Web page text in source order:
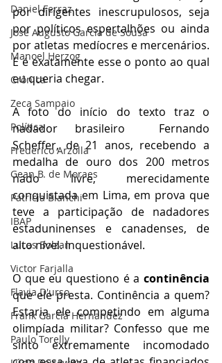
Daniel Ferraz
José Augusto Garcia de Sousa
Manoel Herzog
Crônica
Zeca Sampaio
Política
Frederico Arzolla
Gean B. de Moraes
Patrícia Bianchi
IBAP
Lucas Bolzan
Victor Farjalla
Flavia D'urso
Frank García Hernandez
Paulo Torelly
por dirigentes inescrupulosos, seja
por políticos espertalhões ou ainda
por atletas medíocres e mercenários.
E é exatamente esse o ponto ao qual
eu queria chegar.
A foto do início do texto traz o
nadador brasileiro  Fernando
Scheffer, de 21 anos, recebendo a
medalha de ouro dos 200 metros
nado livre, merecidamente
conquistada em Lima, em prova que
teve a participação de nadadores
estaduninenses e canadenses, de
alto nível. Inquestionável.
O que eu questiono é a
que ele presta. Continência a quem?
Estaria ele competindo em alguma
olimpíada militar? Confesso que me
sinto extremamente incomodado